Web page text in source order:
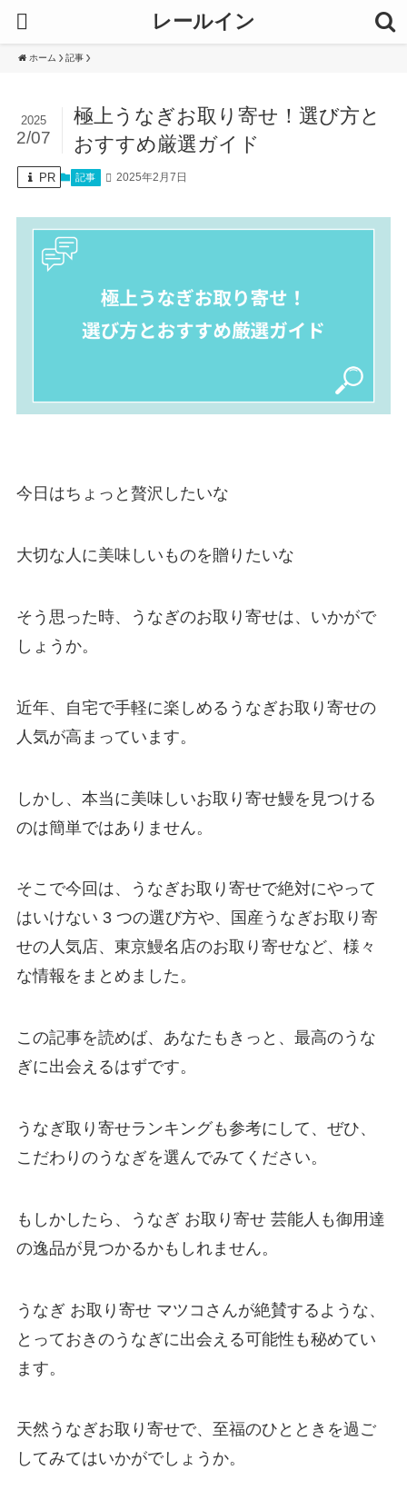
レールイン
ホーム 記事
極上うなぎお取り寄せ！選び方と
おすすめ厳選ガイド
2025
2/07
PR 記事 2025年2月7日
今日はちょっと贅沢したいな
大切な人に美味しいものを贈りたいな
そう思った時、うなぎのお取り寄せは、いかがで
しょうか。
近年、自宅で手軽に楽しめるうなぎお取り寄せの
人気が高まっています。
しかし、本当に美味しいお取り寄せ鰻を見つける
のは簡単ではありません。
そこで今回は、うなぎお取り寄せで絶対にやって
はいけない 3 つの選び方や、国産うなぎお取り寄
せの人気店、東京鰻名店のお取り寄せなど、様々
な情報をまとめました。
この記事を読めば、あなたもきっと、最高のうな
ぎに出会えるはずです。
うなぎ取り寄せランキングも参考にして、ぜひ、
こだわりのうなぎを選んでみてください。
もしかしたら、うなぎ お取り寄せ 芸能人も御用達
の逸品が見つかるかもしれません。
うなぎ お取り寄せ マツコさんが絶賛するような、
とっておきのうなぎに出会える可能性も秘めてい
ます。
天然うなぎお取り寄せで、至福のひとときを過ご
してみてはいかがでしょうか。